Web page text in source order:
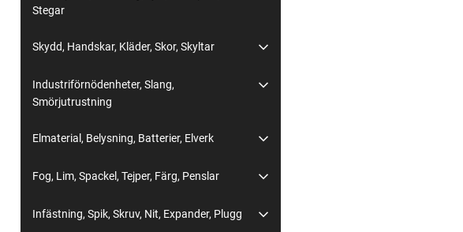
Stegar
Skydd, Handskar, Kläder, Skor, Skyltar
Industriförnödenheter, Slang,
Smörjutrustning
Elmaterial, Belysning, Batterier, Elverk
Fog, Lim, Spackel, Tejper, Färg, Penslar
Infästning, Spik, Skruv, Nit, Expander, Plugg